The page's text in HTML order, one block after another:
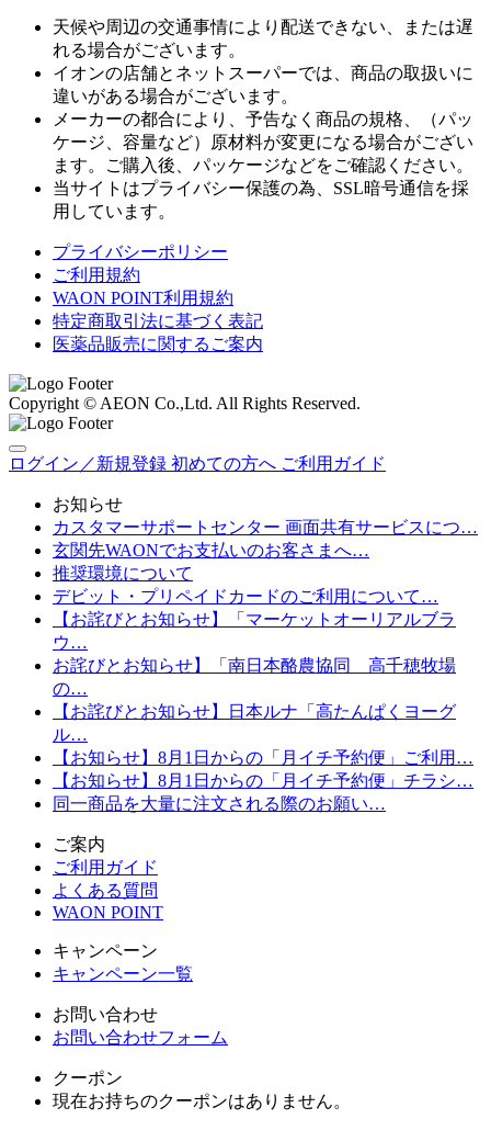
天候や周辺の交通事情により配送できない、または遅
れる場合がございます。
イオンの店舗とネットスーパーでは、商品の取扱いに
違いがある場合がございます。
メーカーの都合により、予告なく商品の規格、（パッ
ケージ、容量など）原材料が変更になる場合がござい
ます。ご購入後、パッケージなどをご確認ください。
当サイトはプライバシー保護の為、SSL暗号通信を採
用しています。
プライバシーポリシー
ご利用規約
WAON POINT利用規約
特定商取引法に基づく表記
医薬品販売に関するご案内
Copyright © AEON Co.,Ltd. All Rights Reserved.
ログイン／新規登録 初めての方へ ご利用ガイド
お知らせ
カスタマーサポートセンター 画面共有サービスにつ…
玄関先WAONでお支払いのお客さまへ…
推奨環境について
デビット・プリペイドカードのご利用について…
【お詫びとお知らせ】「マーケットオーリアルブラ
ウ…
お詫びとお知らせ】「南日本酪農協同 高千穂牧場
の…
【お詫びとお知らせ】日本ルナ「高たんぱくヨーグ
ル…
【お知らせ】8月1日からの「月イチ予約便」ご利用…
【お知らせ】8月1日からの「月イチ予約便」チラシ…
同一商品を大量に注文される際のお願い…
ご案内
ご利用ガイド
よくある質問
WAON POINT
キャンペーン
キャンペーン一覧
お問い合わせ
お問い合わせフォーム
クーポン
現在お持ちのクーポンはありません。